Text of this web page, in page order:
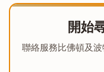
開始
聯絡服務比佛頓及